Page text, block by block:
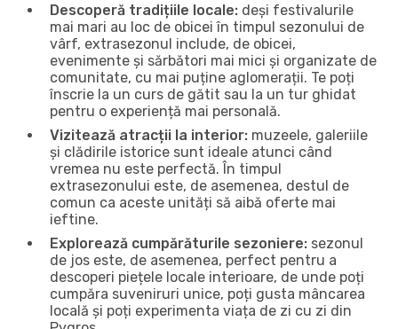
Descoperă tradițiile locale: deși festivalurile
mai mari au loc de obicei în timpul sezonului de
vârf, extrasezonul include, de obicei,
evenimente și sărbători mai mici și organizate de
comunitate, cu mai puține aglomerații. Te poți
înscrie la un curs de gătit sau la un tur ghidat
pentru o experiență mai personală.
Vizitează atracții la interior: muzeele, galeriile
și clădirile istorice sunt ideale atunci când
vremea nu este perfectă. În timpul
extrasezonului este, de asemenea, destul de
comun ca aceste unități să aibă oferte mai
ieftine.
Explorează cumpărăturile sezoniere: sezonul
de jos este, de asemenea, perfect pentru a
descoperi piețele locale interioare, de unde poți
cumpăra suveniruri unice, poți gusta mâncarea
locală și poți experimenta viața de zi cu zi din